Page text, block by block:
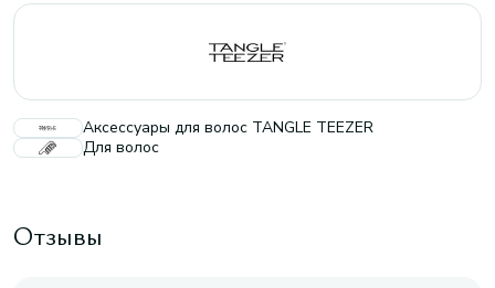
Аксессуары для волос TANGLE TEEZER
Для волос
Отзывы